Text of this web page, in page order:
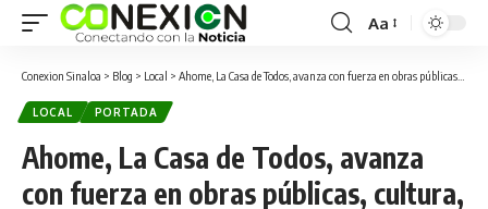
Aa
Conexion Sinaloa > Blog > Local > Ahome, La Casa de Todos, avanza con fuerza en obras públicas, cultura, bienestar y participación ciudadana..
LOCAL PORTADA
Ahome, La Casa de Todos, avanza
con fuerza en obras públicas, cultura,